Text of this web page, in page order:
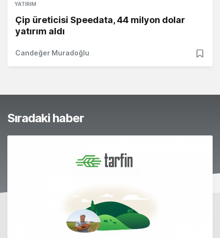
YATIRIM
Çip üreticisi Speedata, 44 milyon dolar
yatırım aldı
Candeğer Muradoğlu
Sıradaki haber